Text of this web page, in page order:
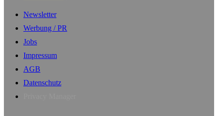
Newsletter
Werbung / PR
Jobs
Impressum
AGB
Datenschutz